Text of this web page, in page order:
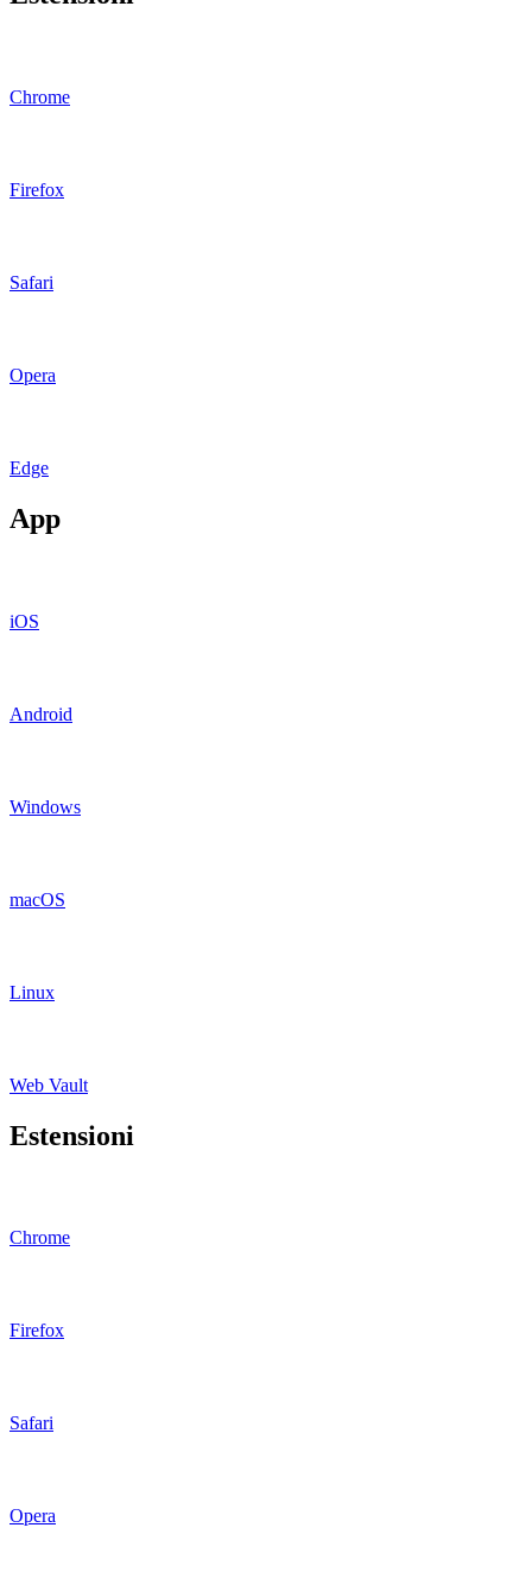
Chrome
Firefox
Safari
Opera
Edge
App
iOS
Android
Windows
macOS
Linux
Web Vault
Estensioni
Chrome
Firefox
Safari
Opera